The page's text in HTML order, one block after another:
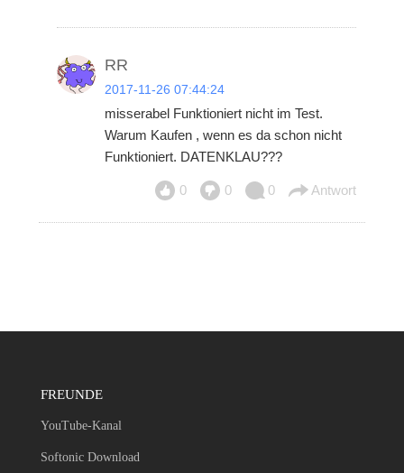
RR
2017-11-26 07:44:24
misserabel Funktioniert nicht im Test.
Warum Kaufen , wenn es da schon nicht
Funktioniert. DATENKLAU???
0 0 0 Antwort
FREUNDE
YouTube-Kanal
Softonic Download